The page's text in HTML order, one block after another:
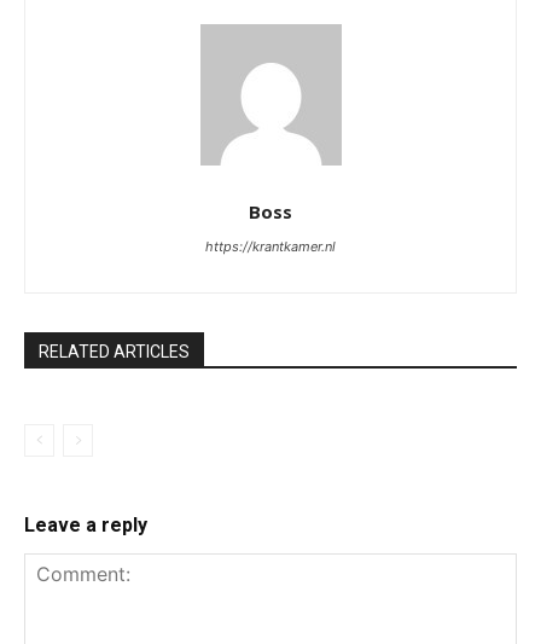
Boss
https://krantkamer.nl
RELATED ARTICLES
Leave a reply